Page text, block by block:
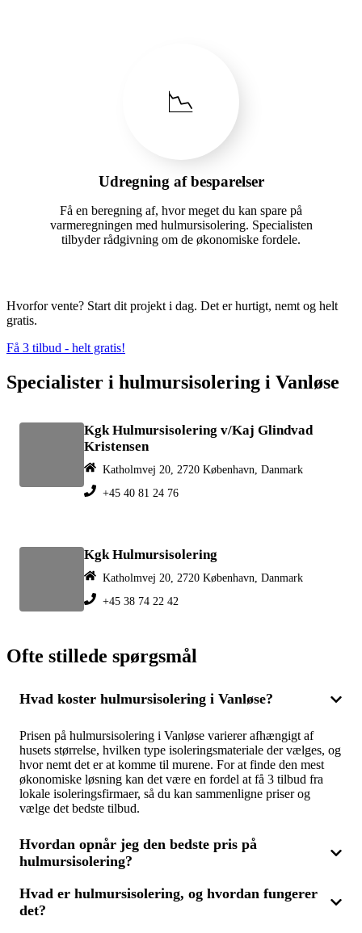
📉
Udregning af besparelser
Få en beregning af, hvor meget du kan spare på
varmeregningen med hulmursisolering. Specialisten
tilbyder rådgivning om de økonomiske fordele.
Hvorfor vente? Start dit projekt i dag. Det er hurtigt, nemt og helt
gratis.
Få 3 tilbud - helt gratis!
Specialister i hulmursisolering i Vanløse
Kgk Hulmursisolering v/Kaj Glindvad
Kristensen
Katholmvej 20, 2720 København, Danmark
+45 40 81 24 76
Kgk Hulmursisolering
Katholmvej 20, 2720 København, Danmark
+45 38 74 22 42
Ofte stillede spørgsmål
Hvad koster hulmursisolering i Vanløse?
Prisen på hulmursisolering i Vanløse varierer afhængigt af
husets størrelse, hvilken type isoleringsmateriale der vælges, og
hvor nemt det er at komme til murene. For at finde den mest
økonomiske løsning kan det være en fordel at få 3 tilbud fra
lokale isoleringsfirmaer, så du kan sammenligne priser og
vælge det bedste tilbud.
Hvordan opnår jeg den bedste pris på
hulmursisolering?
For at få den bedste pris på hulmursisolering bør du anmode
om 3 tilbud fra forskellige isoleringsfirmaer. Ved at
Hvad er hulmursisolering, og hvordan fungerer
det?